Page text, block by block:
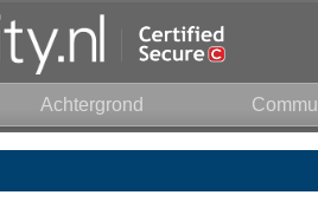
Achtergrond